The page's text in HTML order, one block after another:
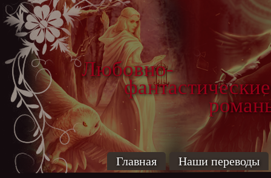
Любовно-
фантастические
Главная Наши переводы